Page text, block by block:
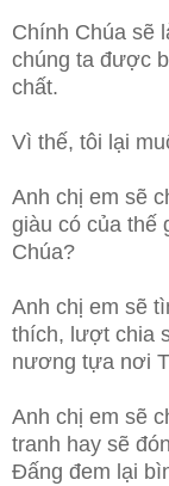
Chính Chúa sẽ
chúng ta được
chất.
Vì thế, tôi lại
Anh chị em sẽ
giàu có của thế
Chúa?
Anh chị em sẽ
thích, lượt chia
nương tựa nơi
Anh chị em sẽ
tranh hay sẽ
Đấng đem lại